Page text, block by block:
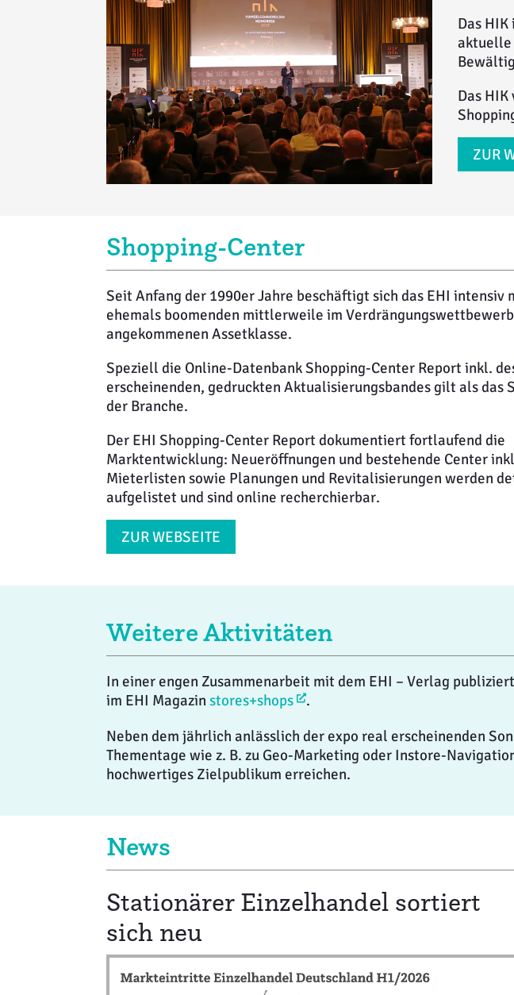
Das
aktuelle
Das
ZUR
Shopping-Center
Seit Anfang der 1990er Jahre beschäftigt sich das EHI intensiv
ehemals boomenden mittlerweile im Verdrängungswettbewerb
angekommenen Assetklasse.
Speziell die Online-Datenbank Shopping-Center Report inkl.
erscheinenden, gedruckten Aktualisierungsbandes gilt als das
der Branche.
Der EHI Shopping-Center Report dokumentiert fortlaufend die
Marktentwicklung: Neueröffnungen und bestehende Center
Mieterlisten sowie Planungen und Revitalisierungen werden
aufgelistet und sind online recherchierbar.
ZUR WEBSEITE
Weitere Aktivitäten
In einer engen Zusammenarbeit mit dem EHI – Verlag
im EHI Magazinstores+shops
.
Neben dem jährlich anlässlich der expo real erscheinenden
Thementage wie z. B. zu Geo-Marketing oder Instore-
hochwertiges Zielpublikum erreichen.
News
Stationärer Einzelhandel sortiert
sich neu